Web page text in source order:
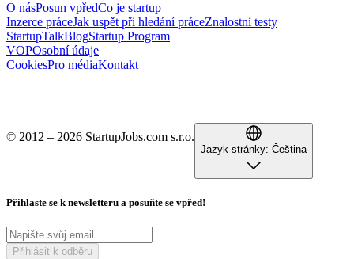
O násPosun vpředCo je startup
Inzerce práceJak uspět při hledání práceZnalostní testy
StartupTalkBlogStartup Program
VOPOsobní údaje
CookiesPro médiaKontakt
© 2012 – 2026 StartupJobs.com s.r.o.
Jazyk stránky: Čeština
Přihlaste se k newsletteru a posuňte se vpřed!
Přihlásit k odběru